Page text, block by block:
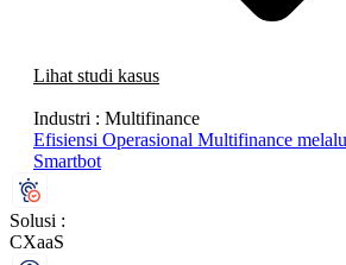
Lihat studi kasus
Industri : Multifinance
Efisiensi Operasional Multifinance
Smartbot
Solusi :
CXaaS